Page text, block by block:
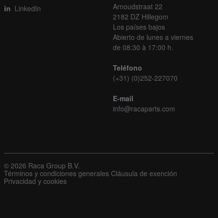
LinkedIn
Arnoudstraat 22
2182 DZ Hillegom
Los países bajos
Abierto de lunes a viernes
de 08:30 à 17:00 h.
Teléfono
(+31) (0)252-227070
E-mail
info@racaparts.com
© 2026 Raca Group B.V.
Términos y condiciones generales Cláusula de exención
Privacidad y cookies